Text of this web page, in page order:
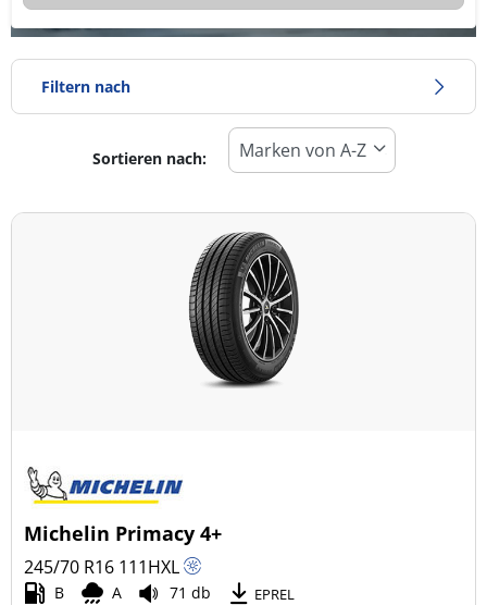
Filtern nach
Reifentyp
Alle Arten (54)
Ganzjahresreifen (24)
Pkw (11)
Transporter (0)
Wohnmobil (0)
Sortieren nach:
Michelin Primacy 4+
245/70 R16 111HXL
B A 71 db EPREL